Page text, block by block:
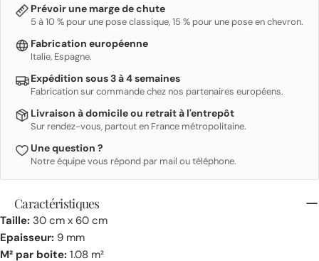
Prévoir une marge de chute
5 à 10 % pour une pose classique, 15 % pour une pose en chevron.
Fabrication européenne
Italie, Espagne.
Expédition sous 3 à 4 semaines
Fabrication sur commande chez nos partenaires européens.
Livraison à domicile ou retrait à l'entrepôt
Sur rendez-vous, partout en France métropolitaine.
Une question ?
Notre équipe vous répond par mail ou téléphone.
Caractéristiques
Taille: 30 cm x 60 cm
Epaisseur: 9 mm
M² par boite: 1.08 m²